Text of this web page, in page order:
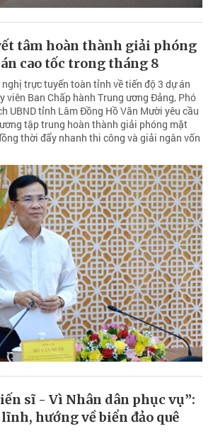
tâm hoàn thành giải phóng
cao tốc trong tháng 8
trực tuyến toàn tỉnh về tiến độ 3 dự án
viên Ban Chấp hành Trung ương Đảng, Phó
UBND tỉnh Lâm Đồng Hồ Văn Mười yêu cầu
tập trung hoàn thành giải phóng mặt
thời đẩy nhanh thi công và giải ngân vốn
sĩ - Vì Nhân dân phục vụ”:
hướng về biển đảo quê